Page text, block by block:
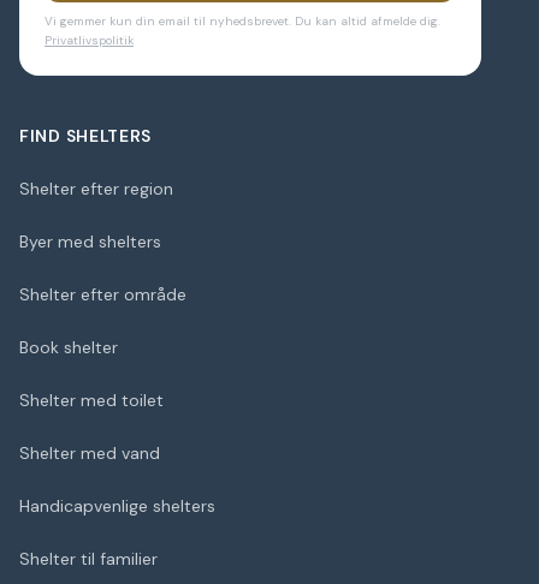
Vi gemmer kun din email til nyhedsbrevet. Du kan altid afmelde dig.
Privatlivspolitik
FIND SHELTERS
Shelter efter region
Byer med shelters
Shelter efter område
Book shelter
Shelter med toilet
Shelter med vand
Handicapvenlige shelters
Shelter til familier